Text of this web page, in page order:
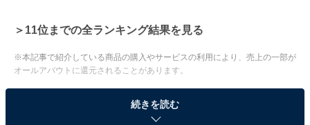
＞11位までの全ランキング結果を見る
※本記事で紹介している商品の購入やサービスの利用により、売上の一部が
オールアバウトに還元されることがあります。
3位：『しあわせな結婚』（テレビ朝日系）／21票
続きを読む